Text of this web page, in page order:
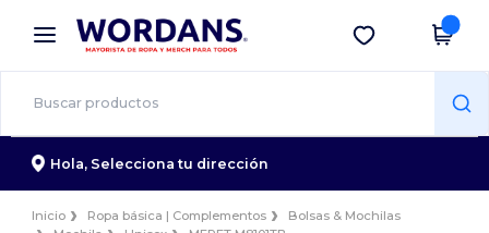
× App de Wordans
¡Mejores precios en app!
Descargar app
Hola, Selecciona tu dirección
Inicio Ropa básica | Complementos
Bolsas & Mochilas